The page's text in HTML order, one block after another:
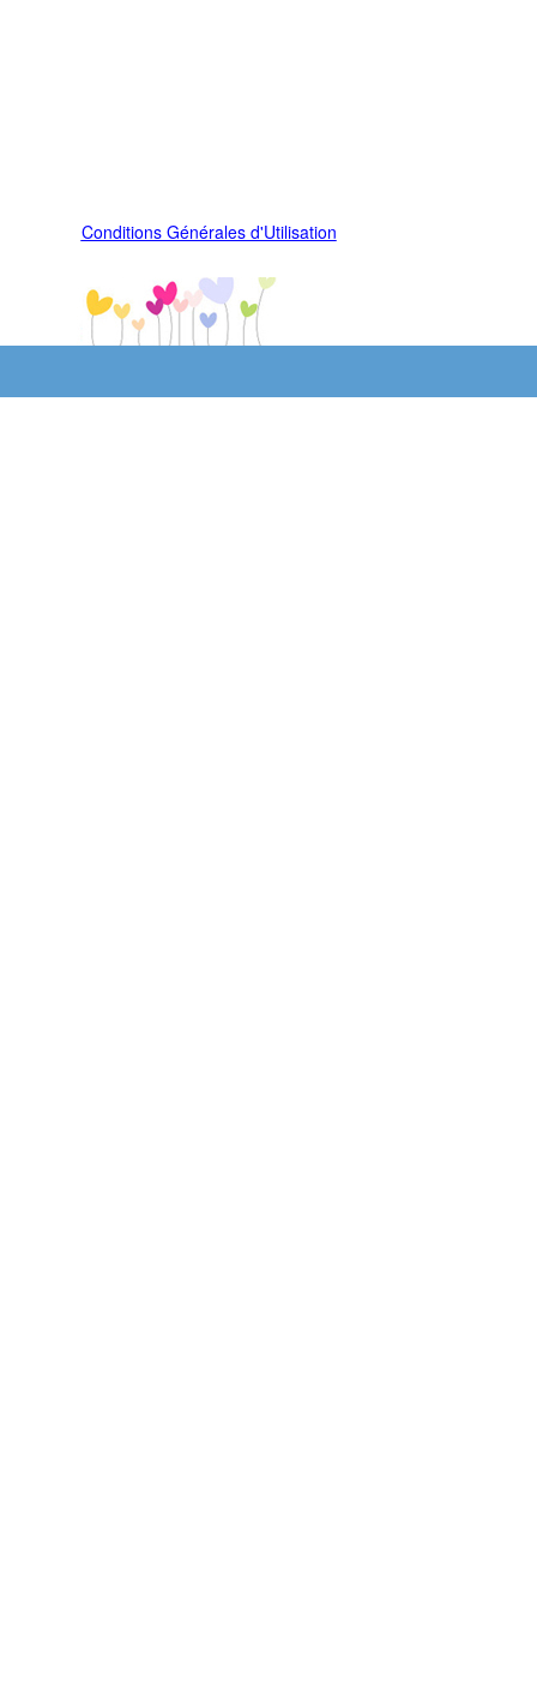
Conditions Générales d'Utilisation